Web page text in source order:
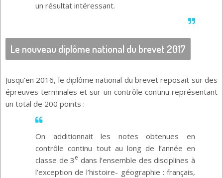
un résultat intéressant.
Le nouveau diplôme national du brevet 2017
Jusqu’en 2016, le diplôme national du brevet reposait sur des
épreuves terminales et sur un contrôle continu représentant
un total de 200 points :
On additionnait les notes obtenues en
contrôle continu tout au long de l’année en
classe de 3e dans l’ensemble des disciplines à
l’exception de l’histoire- géographie : français,